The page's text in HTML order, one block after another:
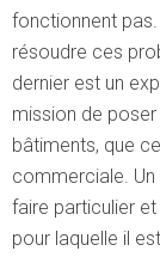
fonctionnent
résoudre ces
dernier est un
mission de
bâtiments, que
commerciale.
faire particulier
pour laquelle il